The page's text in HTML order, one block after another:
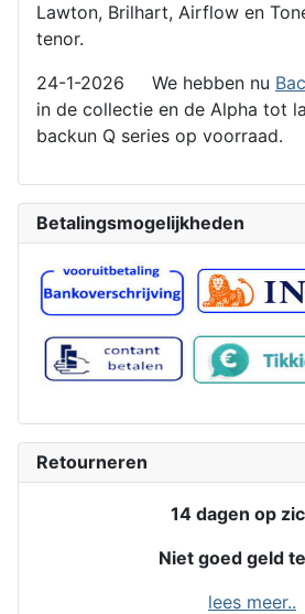
Lawton, Brilhart, Airflow en
tenor.
24-1-2026 We hebben nu
in de collectie en de Alpha tot
backun Q series op voorraad.
Betalingsmogelijkheden
Retourneren
14 dagen op
Niet goed geld
lees meer..